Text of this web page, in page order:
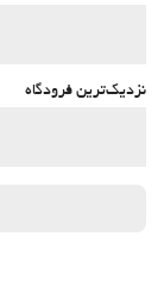
نزدیک‌ترین فرودگاه